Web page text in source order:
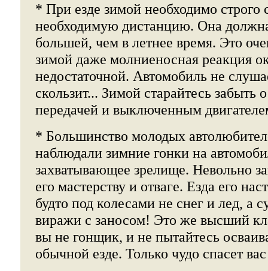
* При езде зимой необходимо строго
необходимую дистанцию. Она
большей, чем в летнее время. Это
зимой даже молниеносная реакция
недостаточной. Автомобиль не
скользит... Зимой старайтесь забыть
передачей и выключенным
* Большинство молодых
наблюдали зимние гонки на
захватывающее зрелище. Невольно
его мастерству и отваге. Езда его
будто под колесами не снег и лед, а
виражи с заносом! Это же высший
вы не гонщик, и не пытайтесь
обычной езде. Только чудо спасет